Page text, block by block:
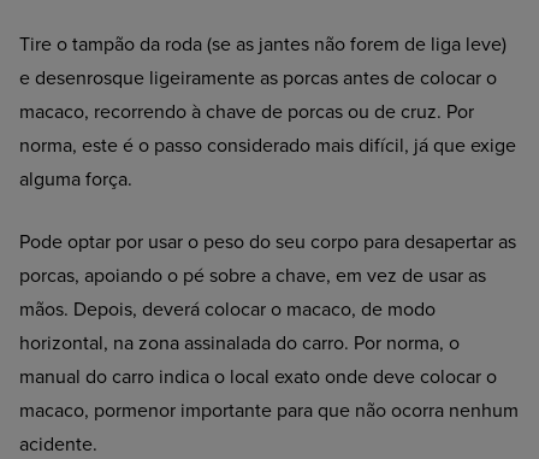
Tire o tampão da roda (se as jantes não forem de liga leve)
e desenrosque ligeiramente as porcas antes de colocar o
macaco, recorrendo à chave de porcas ou de cruz. Por
norma, este é o passo considerado mais difícil, já que exige
alguma força.
Pode optar por usar o peso do seu corpo para desapertar as
porcas, apoiando o pé sobre a chave, em vez de usar as
mãos. Depois, deverá colocar o macaco, de modo
horizontal, na zona assinalada do carro. Por norma, o
manual do carro indica o local exato onde deve colocar o
macaco, pormenor importante para que não ocorra nenhum
acidente.